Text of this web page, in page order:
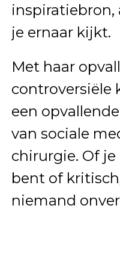
inspiratiebron,
je ernaar kijkt.
Met haar
controversiële
een
van sociale
chirurgie. Of
bent of
niemand